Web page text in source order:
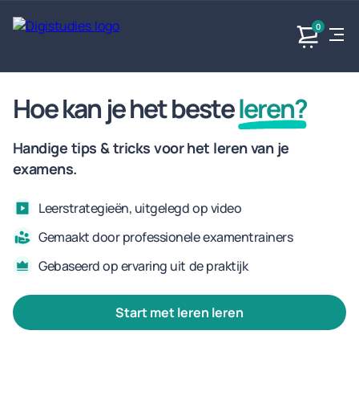
0
Exacte
vakken
Geen
vakken.
Taalvakken
vakken.
MaatschappijvakkenProducten
Hoe kan je het besteleren?
Handige tips & tricks voor het leren van je
examens.
Leerstrategieën, uitgelegd op video
Gemaakt door professionele examentrainers
Gebaseerd op ervaring uit de praktijk
start met leren leren